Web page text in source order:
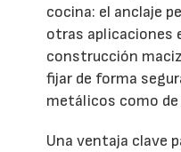
cocina: el anclaje
otras aplicaciones
construcción
fijar de forma
metálicos como
Una ventaja clave